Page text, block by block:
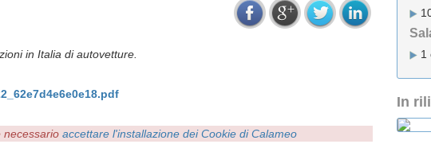
in Italia di autovetture.
necessario accettare l'installazione dei Cookie di Calameo
1
In